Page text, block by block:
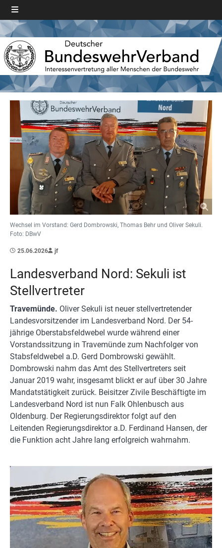
Wechsel im Vorstand: Gerd Dombrowski, Thomas Behr und Oliver Sekuli.
Foto: DBwV
25.06.2026 jf
Landesverband Nord: Sekuli ist
Stellvertreter
Travemünde. Oliver Sekuli ist neuer stellvertretender
Landesvorsitzender im Landesverband Nord. Der 54-
jährige Oberstabsfeldwebel wurde während einer
Vorstandssitzung in Travemünde zum Nachfolger von
Stabsfeldwebel a.D. Gerd Dombrowski gewählt.
Dombrowski nahm das Amt des Stellvertreters seit
Januar 2019 wahr, insgesamt blickt er auf über 30 Jahre
Mandatstätigkeit zurück. Beisitzer Zivile Beschäftigte im
Landesverband Nord ist nun Falk Ohlenbusch aus
Oldenburg. Der Regierungsdirektor folgt auf den
Leitenden Regierungsdirektor a.D. Ferdinand Hansen, der
die Funktion acht Jahre lang erfolgreich wahrnahm.